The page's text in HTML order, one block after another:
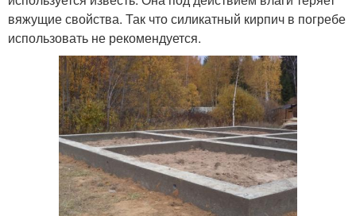
вяжущие свойства. Так что силикатный кирпич в погребе
использовать не рекомендуется.